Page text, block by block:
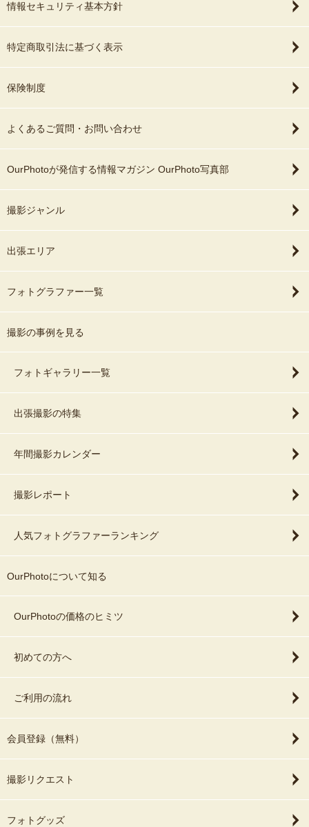
情報セキュリティ基本方針
特定商取引法に基づく表示
保険制度
よくあるご質問・お問い合わせ
OurPhotoが発信する情報マガジン OurPhoto写真部
撮影ジャンル
出張エリア
フォトグラファー一覧
撮影の事例を見る
フォトギャラリー一覧
出張撮影の特集
年間撮影カレンダー
撮影レポート
人気フォトグラファーランキング
OurPhotoについて知る
OurPhotoの価格のヒミツ
初めての方へ
ご利用の流れ
会員登録（無料）
撮影リクエスト
フォトグッズ